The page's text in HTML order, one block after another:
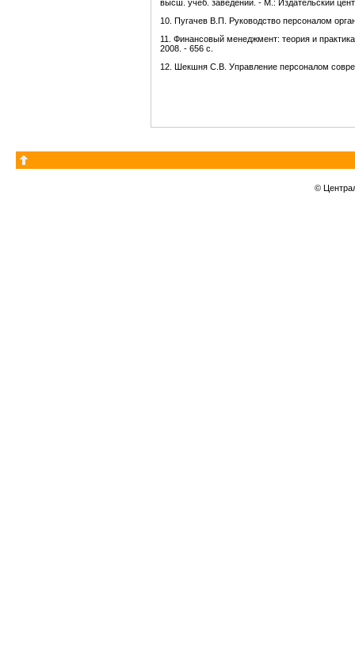
высш. учеб. заведений. - М.: Издательский
10. Пугачев В.П. Руководство персоналом
11. Финансовый менеджмент: теория и
2008. - 656 с.
12. Шекшня С.В. Управление персоналом
©